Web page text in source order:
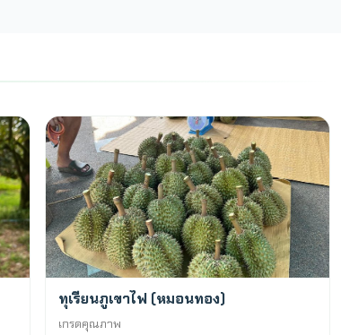
พร้อมขาย
ทุเรียนภูเขาไฟ (หมอนทอง)
เกรดคุณภาพ